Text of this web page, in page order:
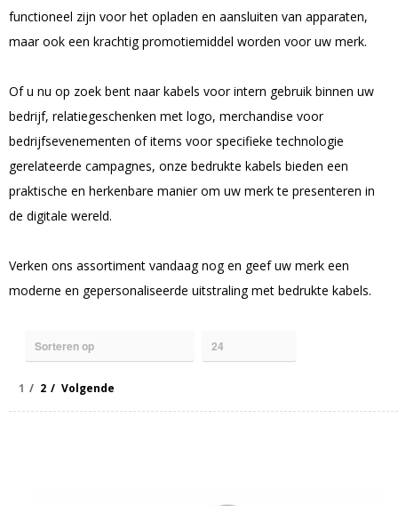
functioneel zijn voor het opladen en aansluiten van apparaten,
maar ook een krachtig promotiemiddel worden voor uw merk.
Of u nu op zoek bent naar kabels voor intern gebruik binnen uw
bedrijf, relatiegeschenken met logo, merchandise voor
bedrijfsevenementen of items voor specifieke technologie
gerelateerde campagnes, onze bedrukte kabels bieden een
praktische en herkenbare manier om uw merk te presenteren in
de digitale wereld.
Verken ons assortiment vandaag nog en geef uw merk een
moderne en gepersonaliseerde uitstraling met bedrukte kabels.
1 2 Volgende